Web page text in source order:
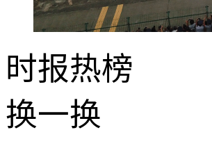
时报热榜
换一换